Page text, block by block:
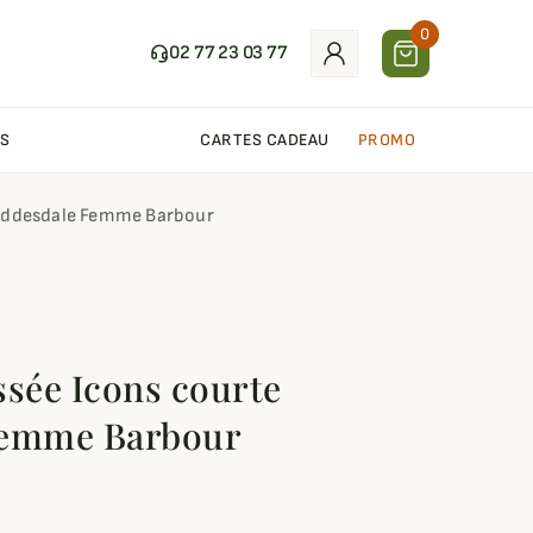
02 77 23 03 77
0
CARTES CADEAU PROMO
Femme Barbour
Icons courte
Barbour